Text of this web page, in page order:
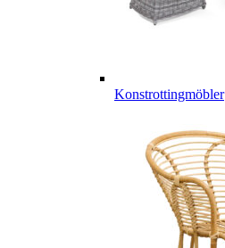
Konstrottingmöbler